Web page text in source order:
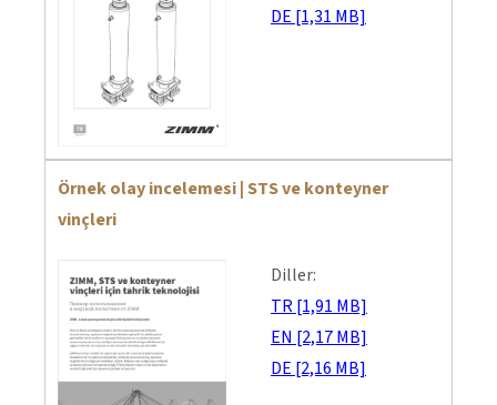
DE [1,31 MB]
Örnek olay incelemesi | STS ve konteyner
vinçleri
Diller:
TR [1,91 MB]
EN [2,17 MB]
DE [2,16 MB]